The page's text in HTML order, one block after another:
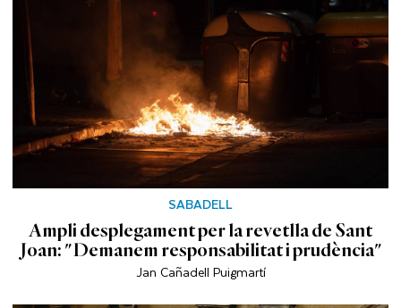
SABADELL
Ampli desplegament per la revetlla de Sant
Joan: "Demanem responsabilitat i prudència"
Jan Cañadell Puigmartí